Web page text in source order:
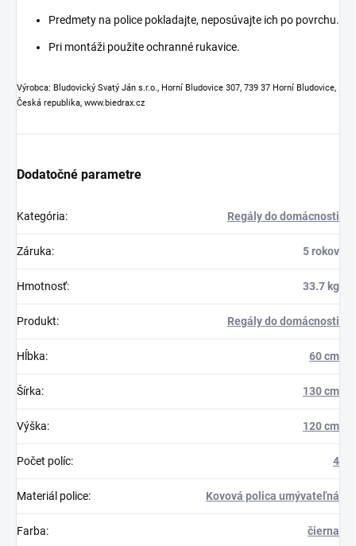
Predmety na police pokladajte, neposúvajte ich po povrchu.
Pri montáži použite ochranné rukavice.
Výrobca: Bludovický Svatý Ján s.r.o., Horní Bludovice 307, 739 37 Horní Bludovice,
Česká republika, www.biedrax.cz
Dodatočné parametre
Kategória: Regály do domácnosti
Záruka: 5 rokov
Hmotnosť: 33.7 kg
Produkt: Regály do domácnosti
Hĺbka: 60 cm
Šírka: 130 cm
Výška: 120 cm
Počet políc: 4
Materiál police: Kovová polica umývateľná
Farba: čierna